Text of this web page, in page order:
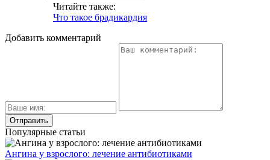
Читайте также:
Что такое брадикардия
Добавить комментарий
Популярные статьи
Ангина у взрослого: лечение антибиотиками